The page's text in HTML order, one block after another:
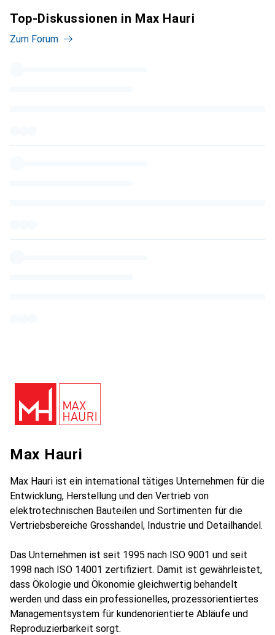
Top-Diskussionen in Max Hauri
Zum Forum
Max Hauri
Max Hauri ist ein international tätiges Unternehmen für die
Entwicklung, Herstellung und den Vertrieb von
elektrotechnischen Bauteilen und Sortimenten für die
Vertriebsbereiche Grosshandel, Industrie und Detailhandel.
Das Unternehmen ist seit 1995 nach ISO 9001 und seit
1998 nach ISO 14001 zertifiziert. Damit ist gewährleistet,
dass Ökologie und Ökonomie gleichwertig behandelt
werden und dass ein professionelles, prozessorientiertes
Managementsystem für kundenorientierte Abläufe und
Reproduzierbarkeit sorgt.